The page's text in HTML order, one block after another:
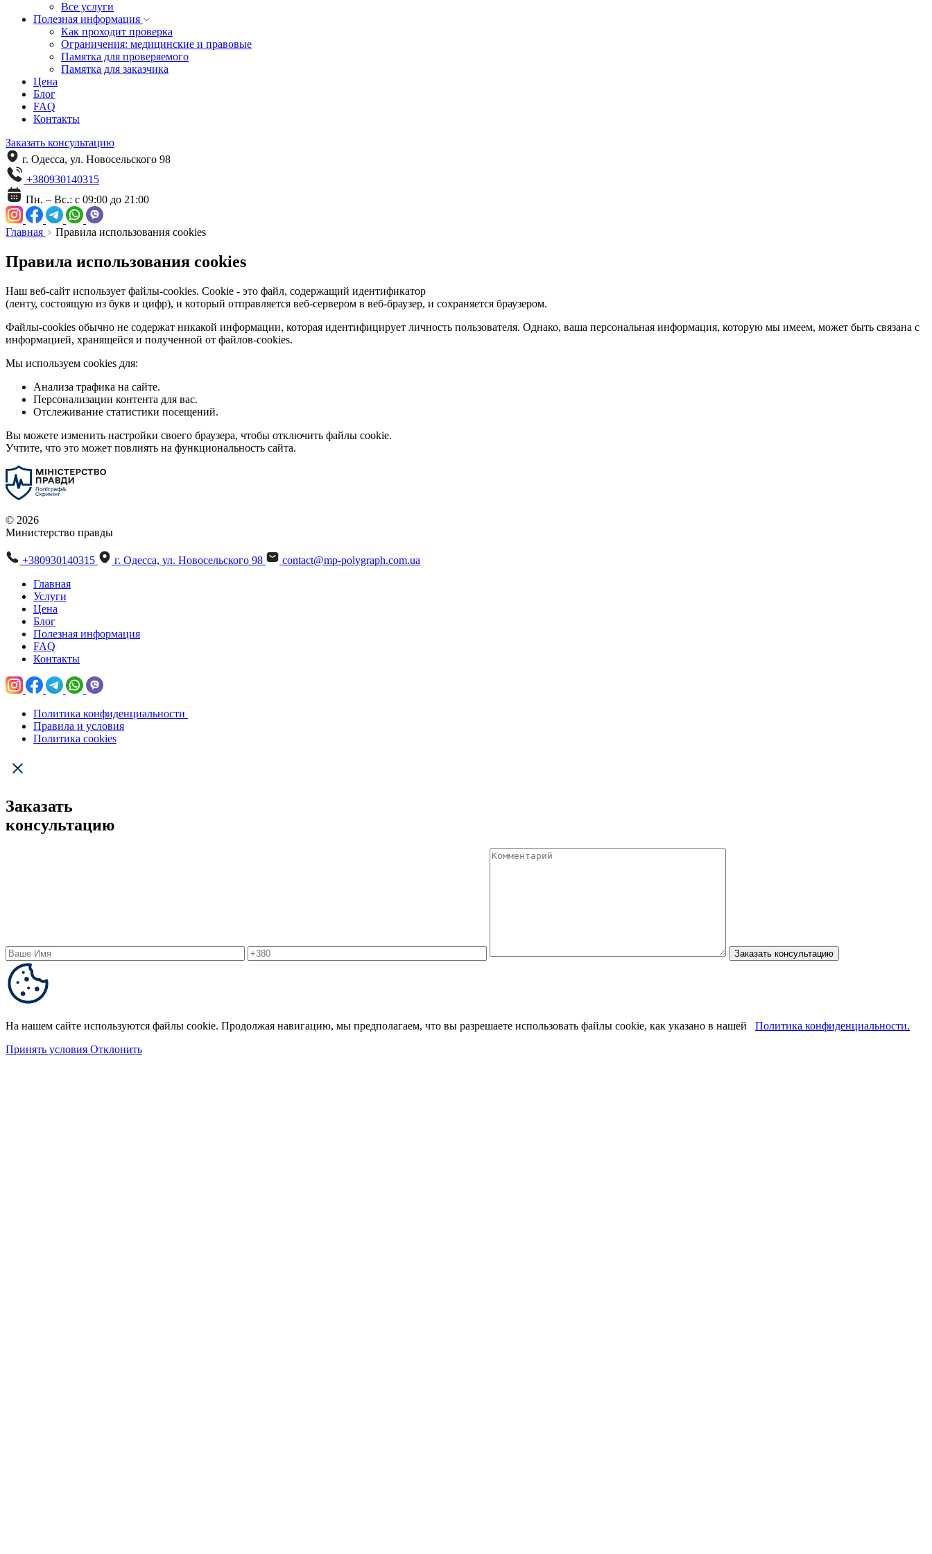
Все услуги
Полезная информация
Как проходит проверка
Ограничения: медицинские и правовые
Памятка для проверяемого
Памятка для заказчика
Цена
Блог
FAQ
Контакты
Заказать консультацию
г. Одесса, ул. Новосельского 98
+380930140315
Пн. – Вс.: с 09:00 до 21:00
Главная Правила использования cookies
Правила использования cookies
Наш веб-сайт использует файлы-cookies. Cookie - это файл, содержащий идентификатор
(ленту, состоящую из букв и цифр), и который отправляется веб-сервером в веб-браузер, и сохраняется браузером.
Файлы-cookies обычно не содержат никакой информации, которая идентифицирует личность пользователя. Однако, ваша персональная информация, которую мы имеем, может быть связана с
информацией, хранящейся и полученной от файлов-cookies.
Мы используем cookies для:
Анализа трафика на сайте.
Персонализации контента для вас.
Отслеживание статистики посещений.
Вы можете изменить настройки своего браузера, чтобы отключить файлы cookie.
Учтите, что это может повлиять на функциональность сайта.
© 2026
Министерство правды
+380930140315 г. Одесса, ул. Новосельского 98
contact@mp-polygraph.com.ua
Главная
Услуги
Цена
Блог
Полезная информация
FAQ
Контакты
Политика конфиденциальности
Правила и условия
Политика cookies
Заказать
консультацию
На нашем сайте используются файлы cookie. Продолжая навигацию, мы предполагаем, что вы разрешаете использовать файлы cookie, как указано в нашей Политика конфиденциальности.
Принять условия Отклонить